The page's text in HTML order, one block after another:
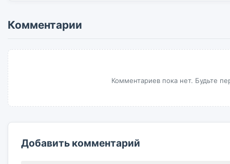
Комментарии
Комментариев пока нет. Будьте
Добавить комментарий